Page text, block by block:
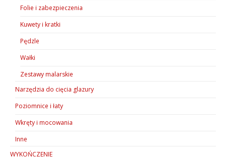
Folie i zabezpieczenia
Kuwety i kratki
Pędzle
Wałki
Zestawy malarskie
Narzędzia do cięcia glazury
Poziomnice i łaty
Wkręty i mocowania
Inne
WYKOŃCZENIE